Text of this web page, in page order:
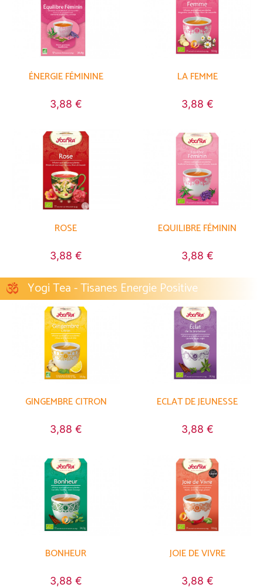
ÉNERGIE FÉMININE
3,88 €
LA FEMME
3,88 €
ROSE
3,88 €
EQUILIBRE FÉMININ
3,88 €
Yogi Tea - Tisanes Energie Positive
GINGEMBRE CITRON
3,88 €
ECLAT DE JEUNESSE
3,88 €
BONHEUR
3,88 €
JOIE DE VIVRE
3,88 €